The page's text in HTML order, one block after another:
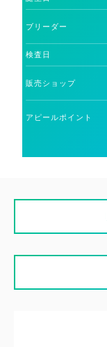
ブリーダー
検査日
販売ショップ
アピールポイント